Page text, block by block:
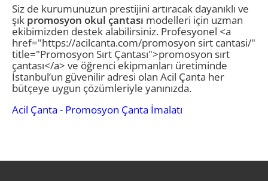
Siz de kurumunuzun prestijini artıracak dayanıklı ve
şık promosyon okul çantası modelleri için uzman
ekibimizden destek alabilirsiniz. Profesyonel <a
href="https://acilcanta.com/promosyon sirt cantasi/"
title="Promosyon Sırt Çantası">promosyon sırt
çantası</a> ve öğrenci ekipmanları üretiminde
İstanbul’un güvenilir adresi olan Acil Çanta her
bütçeye uygun çözümleriyle yanınızda.
Acil Çanta - Promosyon Çanta İmalatı